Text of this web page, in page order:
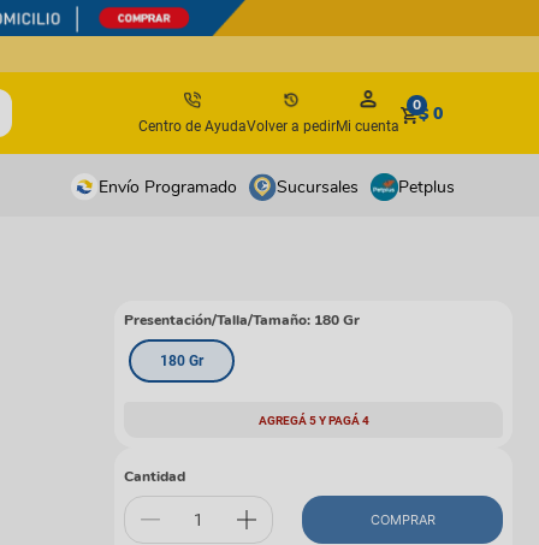
Centro de AyudaVolver a pedirMi cuenta
0$ 0
y suplementos
y suplementos
Envío Programado Sucursales Petplus
Presentación/Talla/Tamaño: 180 Gr
180 Gr
AGREGÁ 5 Y PAGÁ 4
Cantidad
COMPRAR